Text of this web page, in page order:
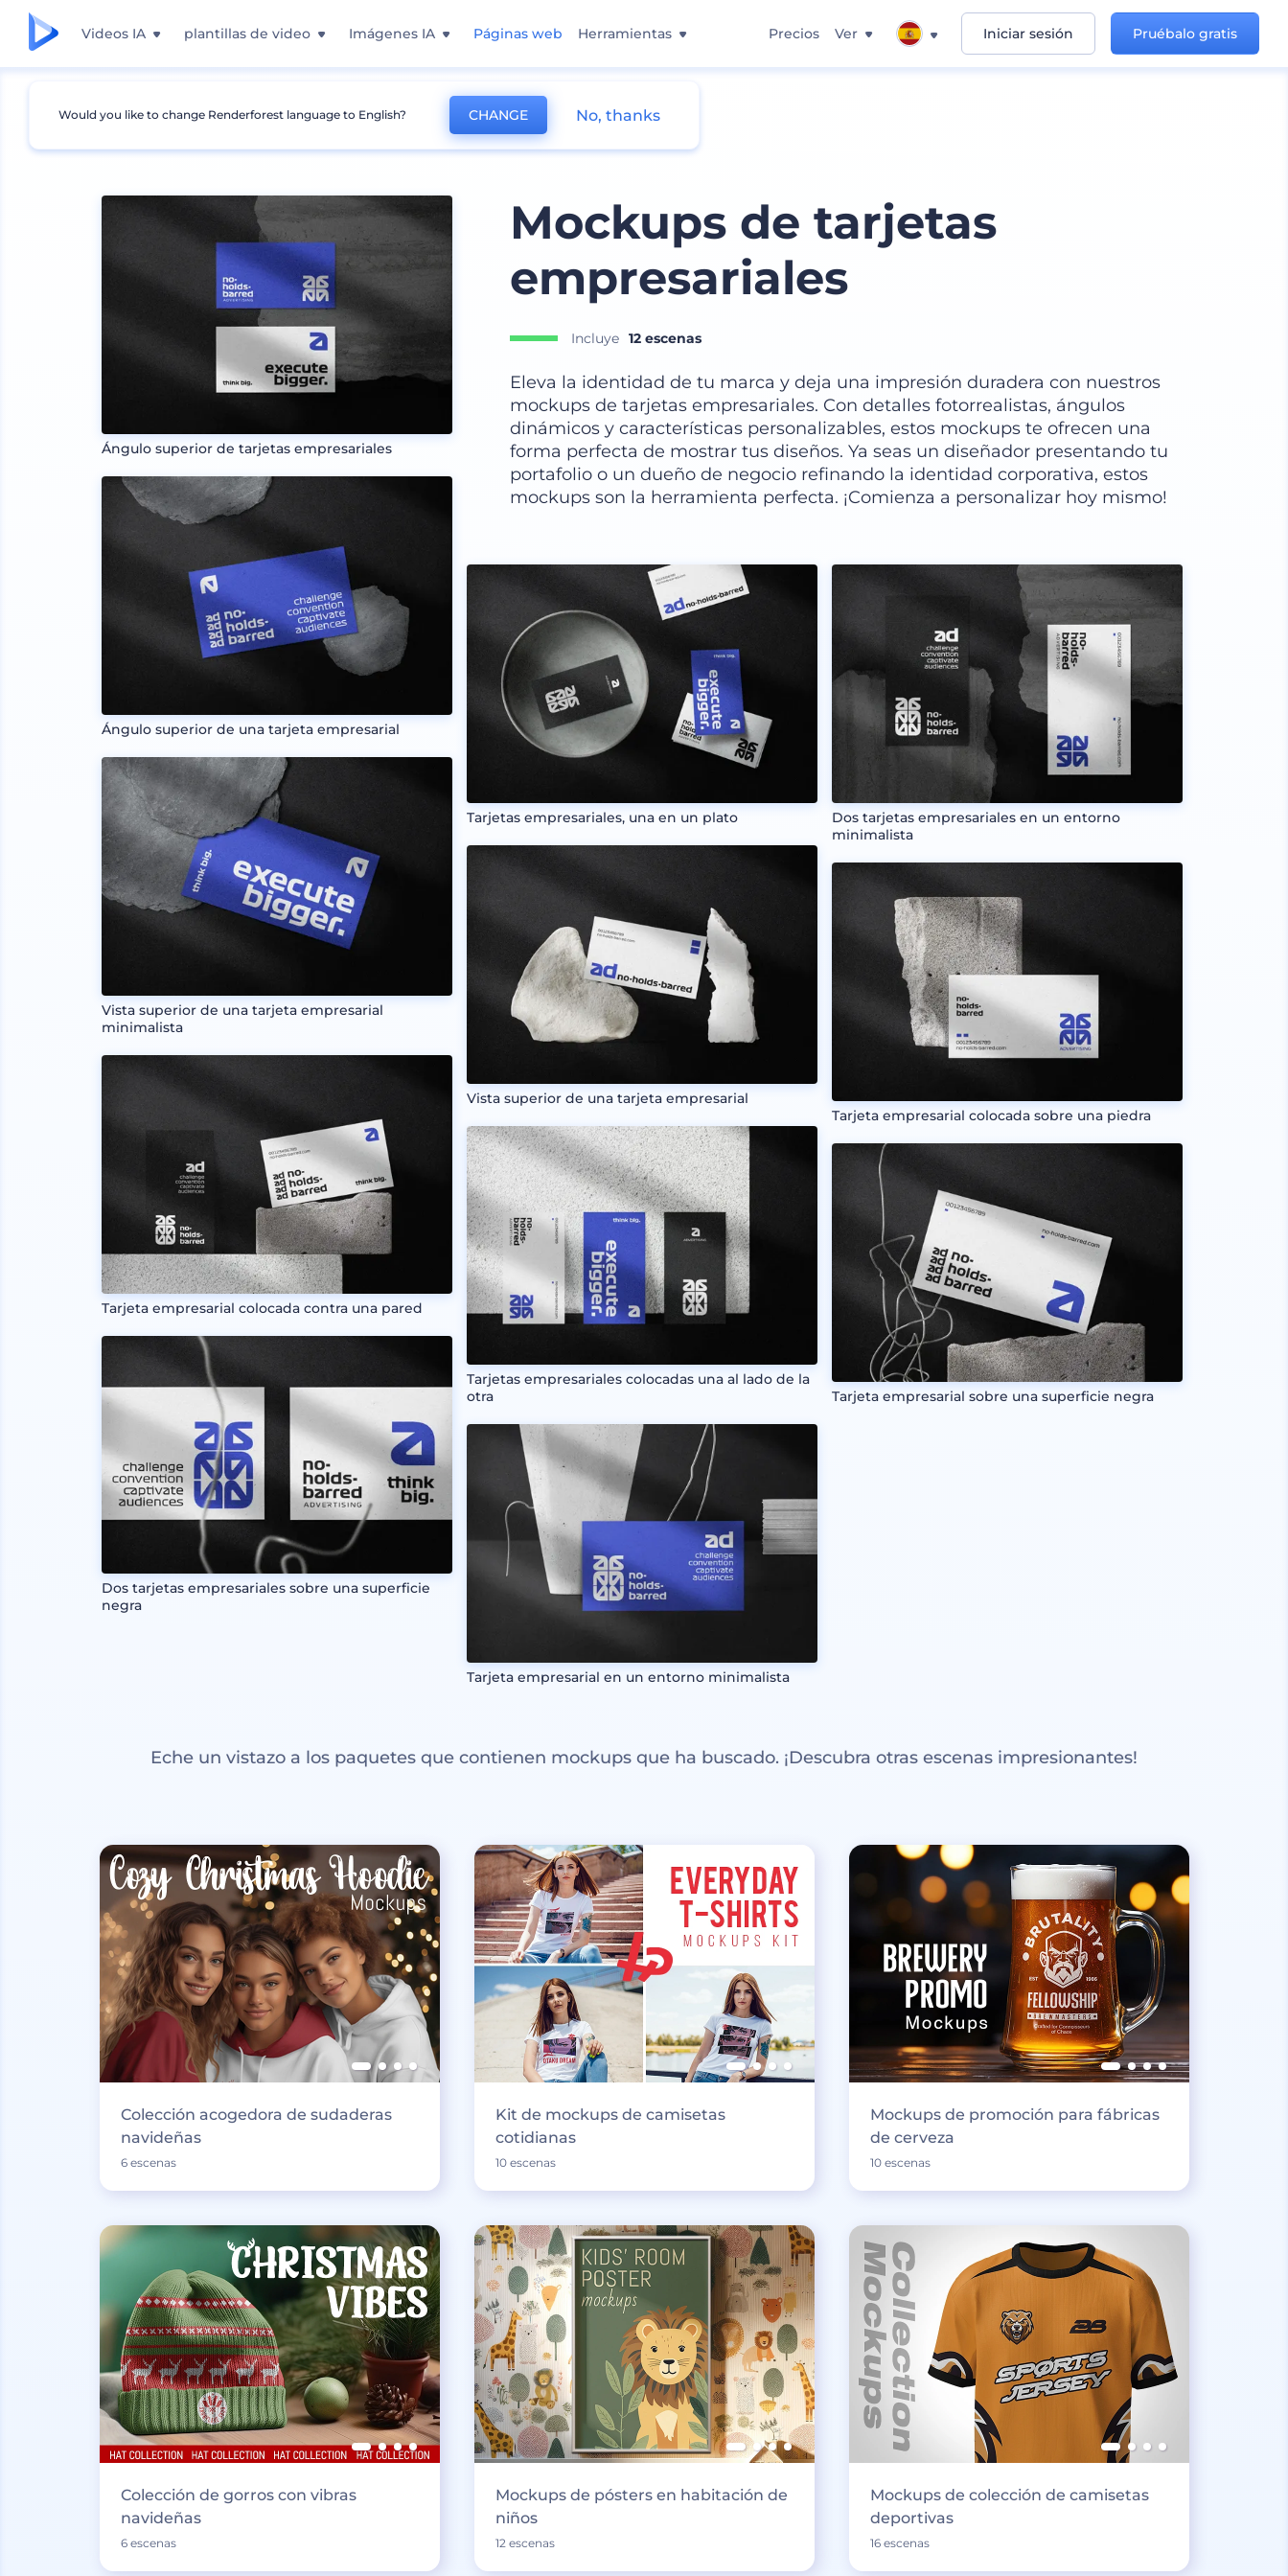
Videos IA plantillas de video Imágenes IA Páginas web Herramientas Precios Ver Iniciar sesión Pruébalo gratis
Mockups Impresión Mockup de Tarjeta de Presentación
Ángulo superior de tarjetas empresariales
Ángulo superior de una tarjeta empresarial
Vista superior de una tarjeta empresarial
minimalista
Tarjeta empresarial colocada contra una pared
Dos tarjetas empresariales sobre una superficie
negra
Mockups de tarjetas
empresariales
Incluye 12 escenas
Eleva la identidad de tu marca y deja una impresión duradera con nuestros
mockups de tarjetas empresariales. Con detalles fotorrealistas, ángulos
dinámicos y características personalizables, estos mockups te ofrecen una
forma perfecta de mostrar tus diseños. Ya seas un diseñador presentando tu
portafolio o un dueño de negocio refinando la identidad corporativa, estos
mockups son la herramienta perfecta. ¡Comienza a personalizar hoy mismo!
Tarjetas empresariales, una en un plato
Vista superior de una tarjeta empresarial
Tarjetas empresariales colocadas una al lado de la
otra
Tarjeta empresarial en un entorno minimalista
Dos tarjetas empresariales en un entorno
minimalista
Tarjeta empresarial colocada sobre una piedra
Tarjeta empresarial sobre una superficie negra
Eche un vistazo a los paquetes que contienen mockups que ha buscado. ¡Descubra otras escenas impresionantes!
Colección acogedora de sudaderas
navideñas
6 escenas
Kit de mockups de camisetas
cotidianas
10 escenas
Mockups de promoción para fábricas
de cerveza
10 escenas
Colección de gorros con vibras
navideñas
6 escenas
Mockups de pósters en habitación de
niños
12 escenas
Mockups de colección de camisetas
deportivas
16 escenas
Would you like to change Renderforest language to English? CHANGE No, thanks